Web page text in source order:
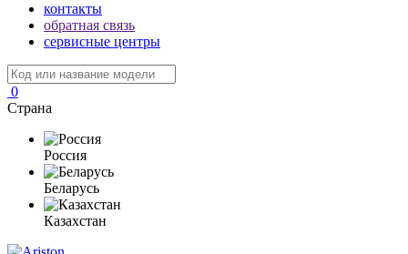
контакты
обратная связь
сервисные центры
0
Страна
Россия
Беларусь
Казахстан